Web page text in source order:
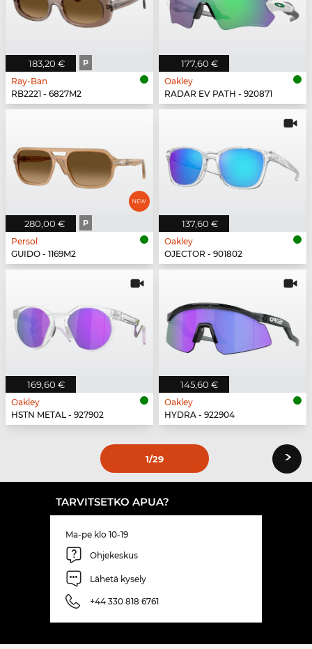
183,20 € P
Ray-Ban
RB2221 - 6827M2
177,60 €
Oakley
RADAR EV PATH - 920871
280,00 € P
Persol
GUIDO - 1169M2
137,60 €
Oakley
OJECTOR - 901802
169,60 €
Oakley
HSTN METAL - 927902
145,60 €
Oakley
HYDRA - 922904
1/29 ›
TARVITSETKO APUA?
Ma-pe klo 10-19
Ohjekeskus
Lähetä kysely
+44 330 818 6761